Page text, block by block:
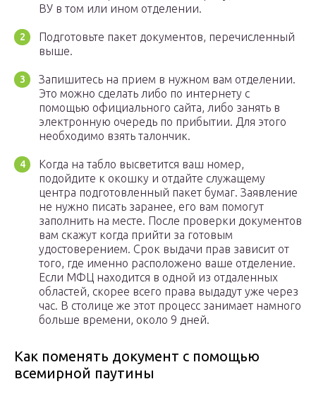
ВУ в том или ином отделении.
Подготовьте пакет документов, перечисленный
выше.
Запишитесь на прием в нужном вам отделении.
Это можно сделать либо по интернету с
помощью официального сайта, либо занять в
электронную очередь по прибытии. Для этого
необходимо взять талончик.
Когда на табло высветится ваш номер,
подойдите к окошку и отдайте служащему
центра подготовленный пакет бумаг. Заявление
не нужно писать заранее, его вам помогут
заполнить на месте. После проверки документов
вам скажут когда прийти за готовым
удостоверением. Срок выдачи прав зависит от
того, где именно расположено ваше отделение.
Если МФЦ находится в одной из отдаленных
областей, скорее всего права выдадут уже через
час. В столице же этот процесс занимает намного
больше времени, около 9 дней.
Как поменять документ с помощью
всемирной паутины